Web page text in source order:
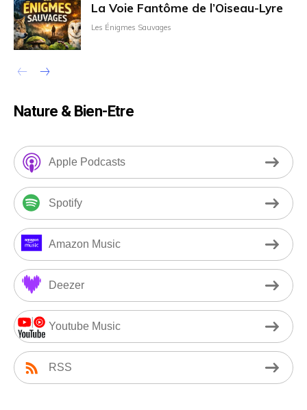
La Voie Fantôme de l’Oiseau-Lyre
Les Énigmes Sauvages
Nature & Bien-Etre
Apple Podcasts
Spotify
Amazon Music
Deezer
Youtube Music
RSS